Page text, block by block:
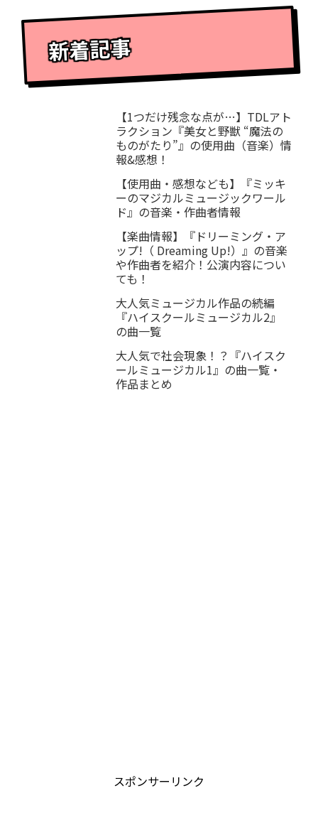
新着記事
【1つだけ残念な点が…】TDLアト
ラクション『美女と野獣 “魔法の
ものがたり”』の使用曲（音楽）情
報&感想！
【使用曲・感想なども】『ミッキ
ーのマジカルミュージックワール
ド』の音楽・作曲者情報
【楽曲情報】『ドリーミング・ア
ップ!（ Dreaming Up!）』の音楽
や作曲者を紹介！公演内容につい
ても！
大人気ミュージカル作品の続編
『ハイスクールミュージカル2』
の曲一覧
大人気で社会現象！？『ハイスク
ールミュージカル1』の曲一覧・
作品まとめ
スポンサーリンク